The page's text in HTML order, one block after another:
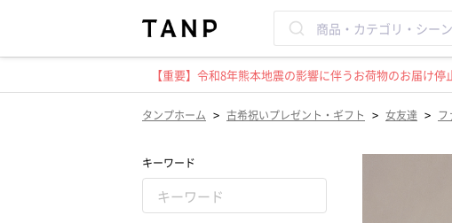
【重要】令和8年熊本地震の影響に伴うお荷物のお届け停
タンプホーム > 古希祝いプレゼント・ギフト > 女友達 > フ
キーワード